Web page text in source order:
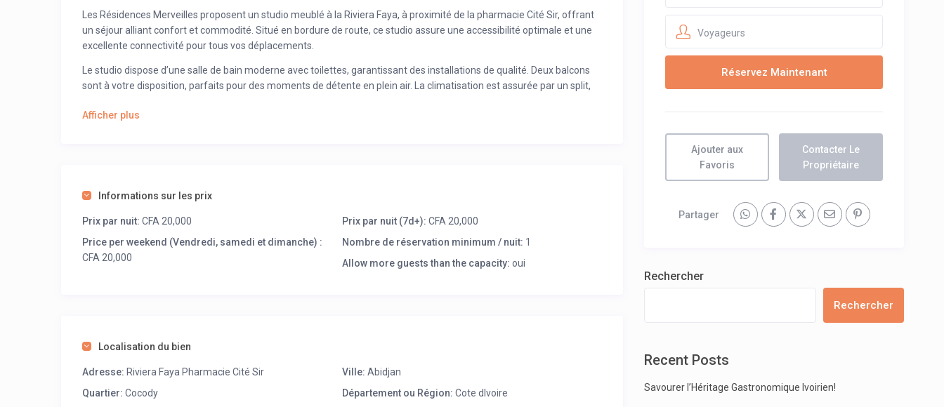
Les Résidences Merveilles proposent un studio meublé à la Riviera Faya, à proximité de la pharmacie Cité Sir, offrant
un séjour alliant confort et commodité. Situé en bordure de route, ce studio assure une accessibilité optimale et une
excellente connectivité pour tous vos déplacements.
Le studio dispose d’une salle de bain moderne avec toilettes, garantissant des installations de qualité. Deux balcons
sont à votre disposition, parfaits pour des moments de détente en plein air. La climatisation est assurée par un split,
chaudes à toute heure, et le WiFi est inclus pour répondre à vos besoins en matière de technologie et de
une expérience inoubliable à la Riviera Faya, où chaque détail est pensé pour votre confort et votre satisfaction.
Afficher plus
Informations sur les prix
Prix par nuit: CFA 20,000 Prix par nuit (7d+): CFA 20,000
Price per weekend (Vendredi, samedi et dimanche) :
CFA 20,000
Nombre de réservation minimum / nuit: 1
Allow more guests than the capacity: oui
Localisation du bien
Adresse: Riviera Faya Pharmacie Cité Sir Ville: Abidjan
Quartier: Cocody Département ou Région: Cote dIvoire
Voyageurs
Ajouter aux
Favoris
Contacter Le
Propriétaire
Partager
Rechercher
Rechercher
Recent Posts
Savourer l’Héritage Gastronomique Ivoirien!